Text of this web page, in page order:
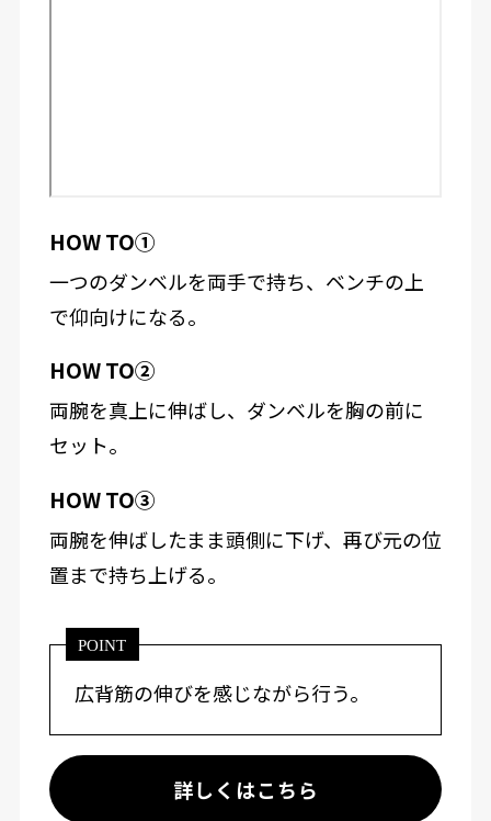
HOW TO①
一つのダンベルを両手で持ち、ベンチの上
で仰向けになる。
HOW TO②
両腕を真上に伸ばし、ダンベルを胸の前に
セット。
HOW TO③
両腕を伸ばしたまま頭側に下げ、再び元の位
置まで持ち上げる。
POINT
広背筋の伸びを感じながら行う。
詳しくはこちら